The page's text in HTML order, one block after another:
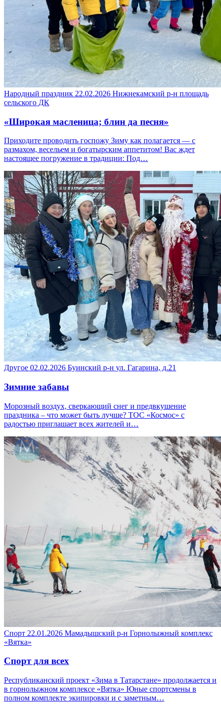
Народный праздник 22.02.2026 Нижнекамский р-н площадь
сельского ДК
«Широкая масленица; блин да песня»
Приходите проводить госпожу Зиму как полагается — с
размахом, весельем и богатырским аппетитом! Вас ждет
настоящее погружение в традиции: Под…
Другое 02.02.2026 Буинский р-н ул. Гагарина, д.21
Зимние забавы
Морозный воздух, сверкающий снег и предвкушение
праздника – что может быть лучше? ТОС «Космос» с
радостью приглашает всех жителей и…
Спорт 22.01.2026 Мамадышский р-н Горнолыжный комплекс
«Вятка»
Спорт для всех
Республиканский проект «Зима в Татарстане» продолжается и
в горнолыжном комплексе «Вятка» Юные спортсмены в
полном комплекте экипировки и с заметным…